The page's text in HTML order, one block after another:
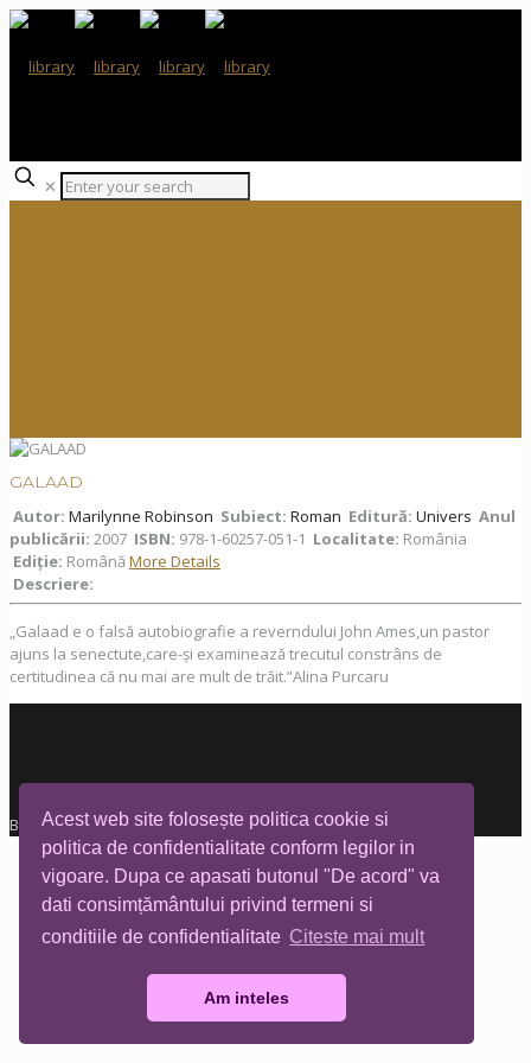
Acest web site folosește politica cookie si
politica de confidentialitate conform legilor in
vigoare. Dupa ce apasati butonul "De acord" va
dati consimțământului privind termeni si
conditiile de confidentialitate Citeste mai mult
Am inteles
✕
GALAAD
Autor: Marilynne Robinson Subiect: Roman Editură: Univers Anul
publicării: 2007 ISBN: 978-1-60257-051-1 Localitate: România
Ediţie: Română More Details
Descriere:
„Galaad e o falsă autobiografie a reverndului John Ames,un pastor
ajuns la senectute,care-și examinează trecutul constrâns de
certitudinea că nu mai are mult de trăit.”Alina Purcaru
Biblioteca Tia Mare © All rights reserved